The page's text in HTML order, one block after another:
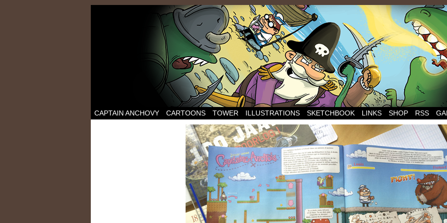
CAPTAIN ANCHOVY CARTOONS TOWER ILLUSTRATIONS SKETCHBOOK LINKS SHOP RSS